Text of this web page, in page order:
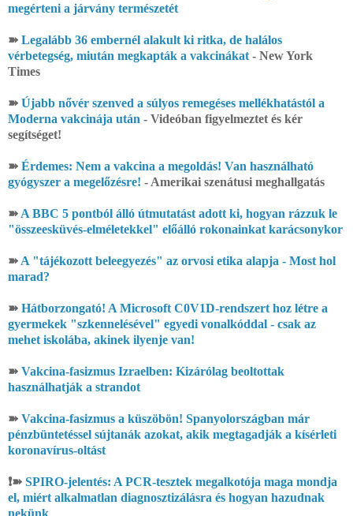
megérteni a járvány természetét
➽ Legalább 36 embernél alakult ki ritka, de halálos
vérbetegség, miután megkapták a vakcinákat - New York
Times
➽ Újabb nővér szenved a súlyos remegéses mellékhatástól a
Moderna vakcinája után - Videóban figyelmeztet és kér
segítséget!
➽ Érdemes: Nem a vakcina a megoldás! Van használható
gyógyszer a megelőzésre! - Amerikai szenátusi meghallgatás
➽ A BBC 5 pontból álló útmutatást adott ki, hogyan rázzuk le
"összeesküvés-elméletekkel" előálló rokonainkat karácsonykor
➽ A "tájékozott beleegyezés" az orvosi etika alapja - Most hol
marad?
➽ Hátborzongató! A Microsoft C0V1D-rendszert hoz létre a
gyermekek "szkennelésével" egyedi vonalkóddal - csak az
mehet iskolába, akinek ilyenje van!
➽ Vakcina-fasizmus Izraelben: Kizárólag beoltottak
használhatják a strandot
➽ Vakcina-fasizmus a küszöbön! Spanyolországban már
pénzbüntetéssel sújtanák azokat, akik megtagadják a kísérleti
koronavírus-oltást
❗➽ SPIRO-jelentés: A PCR-tesztek megalkotója maga mondja
el, miért alkalmatlan diagnosztizálásra és hogyan hazudnak
nekünk